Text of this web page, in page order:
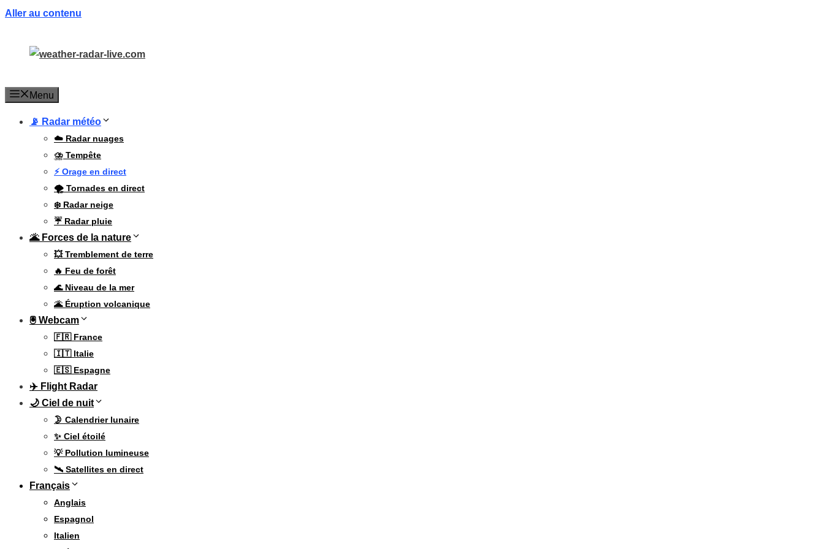
Aller au contenu
Menu
📡 Radar météo
☁️ Radar nuages
⛈️ Tempête
⚡ Orage en direct
🌪️ Tornades en direct
❄️ Radar neige
☔ Radar pluie
🌋 Forces de la nature
💥 Tremblement de terre
🔥 Feu de forêt
🌊 Niveau de la mer
🌋 Éruption volcanique
🖲 Webcam
🇫🇷 France
🇮🇹 Italie
🇪🇸 Espagne
✈️ Flight Radar
🌙 Ciel de nuit
🌛 Calendrier lunaire
✨ Ciel étoilé
💡 Pollution lumineuse
🛰️ Satellites en direct
Français
Anglais
Espagnol
Italien